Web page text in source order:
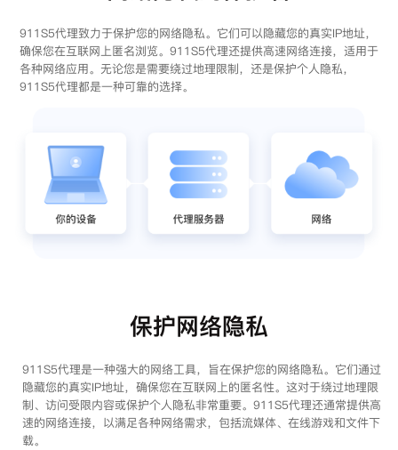
911S5代理致力于保护您的网络隐私。它们可以隐藏您的真实IP地址，
确保您在互联网上匿名浏览。911S5代理还提供高速网络连接，适用于
各种网络应用。无论您是需要绕过地理限制，还是保护个人隐私，
911S5代理都是一种可靠的选择。
保护网络隐私
911S5代理是一种强大的网络工具，旨在保护您的网络隐私。它们通过
隐藏您的真实IP地址，确保您在互联网上的匿名性。这对于绕过地理限
制、访问受限内容或保护个人隐私非常重要。911S5代理还通常提供高
速的网络连接，以满足各种网络需求，包括流媒体、在线游戏和文件下
载。